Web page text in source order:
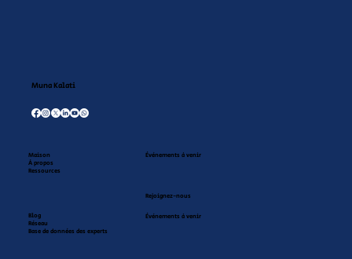
Muna Kalati
Maison
À propos
Ressources
Blog
Réseau
Base de données des experts
Rejoignez-nous
Événements à venir
Événements à venir